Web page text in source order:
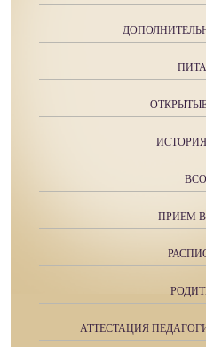
ПРИЕМ
АТТЕСТАЦИЯ